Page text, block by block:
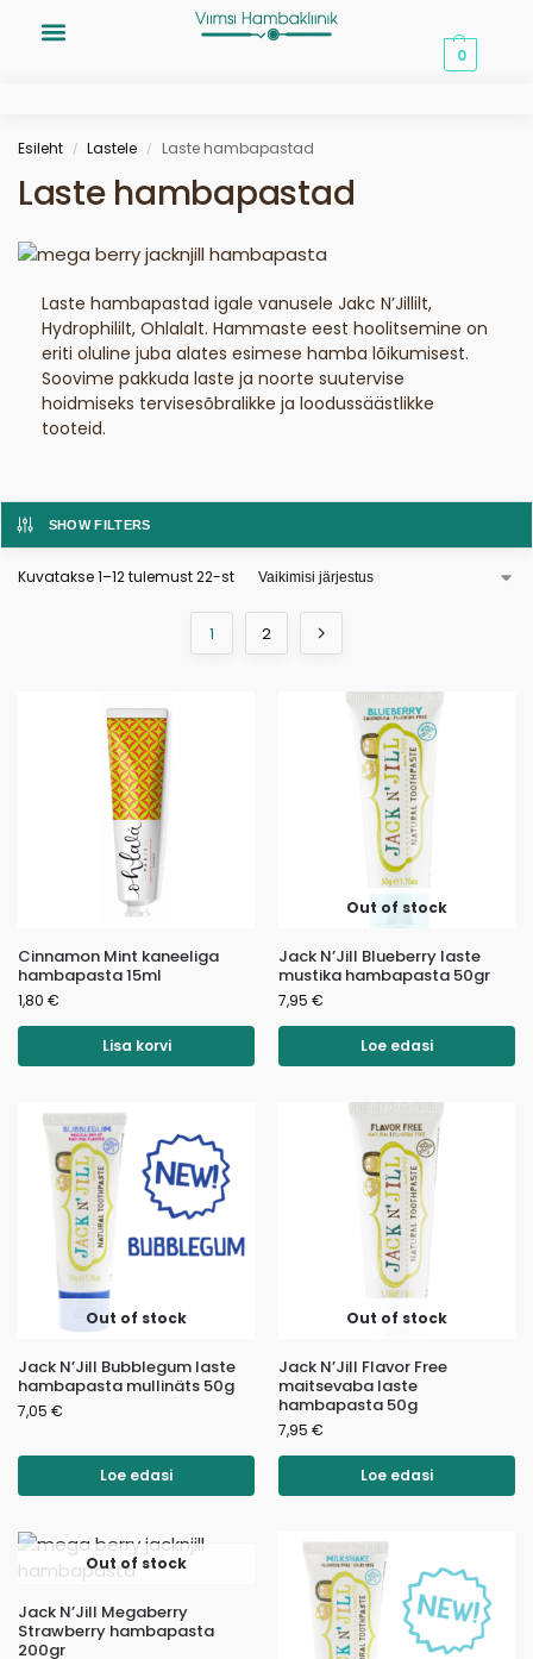
0
Esileht / Lastele / Laste hambapastad
Laste hambapastad
Laste hambapastad igale vanusele Jakc N’Jillilt,
Hydrophililt, Ohlalalt. Hammaste eest hoolitsemine on
eriti oluline juba alates esimese hamba lõikumisest.
Soovime pakkuda laste ja noorte suutervise
hoidmiseks tervisesõbralikke ja loodussäästlikke
tooteid.
SHOW FILTERS
Kuvatakse 1–12 tulemust 22-st
1 2
Cinnamon Mint kaneeliga
hambapasta 15ml
1,80 €
Lisa korvi
Out of stock
Jack N’Jill Blueberry laste
mustika hambapasta 50gr
7,95 €
Loe edasi
Out of stock
Jack N’Jill Bubblegum laste
hambapasta mullinäts 50g
7,05 €
Loe edasi
Out of stock
Jack N’Jill Flavor Free
maitsevaba laste
hambapasta 50g
7,95 €
Loe edasi
Out of stock
Jack N’Jill Megaberry
Strawberry hambapasta
200gr